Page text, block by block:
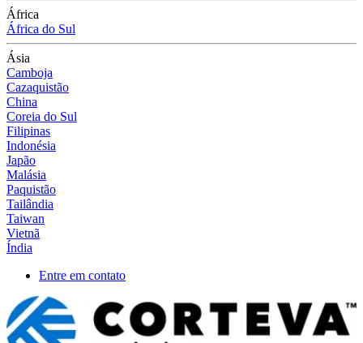
África
África do Sul
Ásia
Camboja
Cazaquistão
China
Coreia do Sul
Filipinas
Indonésia
Japão
Malásia
Paquistão
Tailândia
Taiwan
Vietnã
Índia
Entre em contato